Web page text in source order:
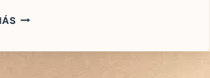
CELEBRACIÓN